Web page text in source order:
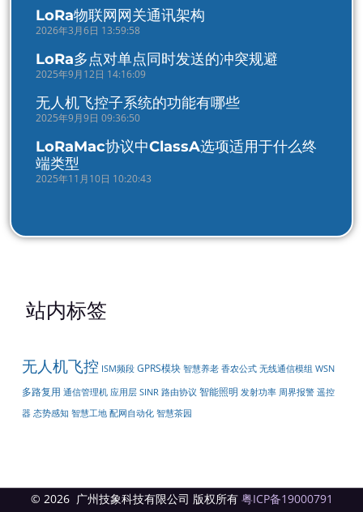
LoRa物联网网关通讯架构
2026年3月6日 13:59:58
LoRa多点对单点同时发送的冲突规避
2025年9月12日 14:16:09
无人机飞控子系统的功能有哪些
2025年9月9日 09:36:50
LoRaMac协议中ClassA选项适用于什么终
端类型
2025年11月10日 10:20:43
站内标签
无人机飞控 ISM频段 GPRS模块 智慧养老 香农公式 无线通信模组 WSN
多路复用 通信管理机 应用层 SINR 路由协议 智能照明 发射功率 周界报警 遥控
器 态势感知 智慧工地 配网自动化 智慧茶园
© 2026 广州技象科技有限公司 版权所有 粤ICP备19000791